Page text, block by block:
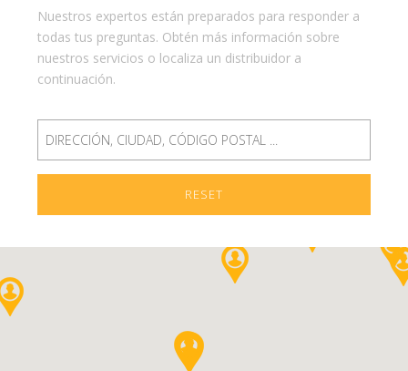
Nuestros expertos están preparados para responder a
todas tus preguntas. Obtén más información sobre
nuestros servicios o localiza un distribuidor a
continuación.
RESET